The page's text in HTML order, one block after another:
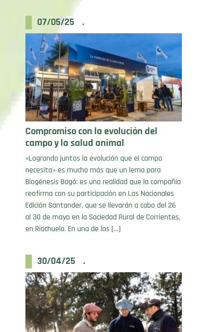
07/05/25 .
Compromiso con la evolución del
campo y la salud animal
«Logrando juntos la evolución que el campo
necesita» es mucho más que un lema para
Biogénesis Bagó: es una realidad que la compañía
reafirma con su participación en Las Nacionales
Edición Santander, que se llevarán a cabo del 26
al 30 de mayo en la Sociedad Rural de Corrientes,
en Riachuelo. En una de las […]